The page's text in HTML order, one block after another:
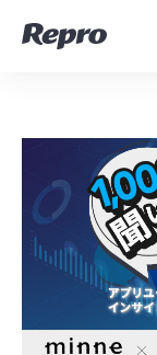
MAツール
コンサルティング
導入事例
セミナー／イベ
資料／コンテンツ